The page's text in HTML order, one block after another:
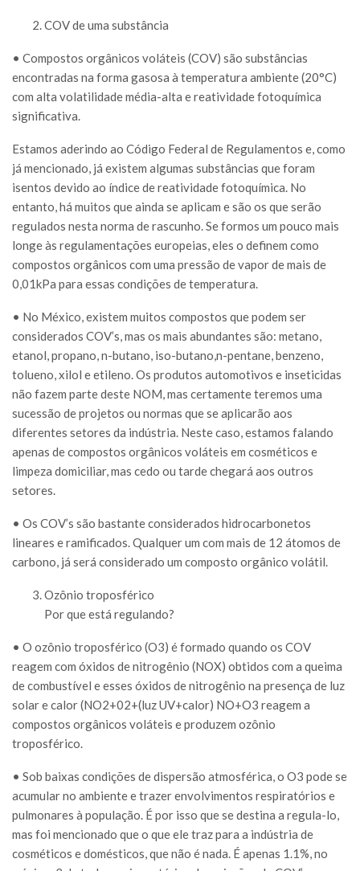
COV de uma substância
• Compostos orgânicos voláteis (COV) são substâncias
encontradas na forma gasosa à temperatura ambiente (20°C)
com alta volatilidade média-alta e reatividade fotoquímica
significativa.
Estamos aderindo ao Código Federal de Regulamentos e, como
já mencionado, já existem algumas substâncias que foram
isentos devido ao índice de reatividade fotoquímica. No
entanto, há muitos que ainda se aplicam e são os que serão
regulados nesta norma de rascunho. Se formos um pouco mais
longe às regulamentações europeias, eles o definem como
compostos orgânicos com uma pressão de vapor de mais de
0,01kPa para essas condições de temperatura.
• No México, existem muitos compostos que podem ser
considerados COV’s, mas os mais abundantes são: metano,
etanol, propano, n-butano, iso-butano,n-pentane, benzeno,
tolueno, xilol e etileno. Os produtos automotivos e inseticidas
não fazem parte deste NOM, mas certamente teremos uma
sucessão de projetos ou normas que se aplicarão aos
diferentes setores da indústria. Neste caso, estamos falando
apenas de compostos orgânicos voláteis em cosméticos e
limpeza domiciliar, mas cedo ou tarde chegará aos outros
setores.
• Os COV’s são bastante considerados hidrocarbonetos
lineares e ramificados. Qualquer um com mais de 12 átomos de
carbono, já será considerado um composto orgânico volátil.
Ozônio troposférico
Por que está regulando?
• O ozônio troposférico (O3) é formado quando os COV
reagem com óxidos de nitrogênio (NOX) obtidos com a queima
de combustível e esses óxidos de nitrogênio na presença de luz
solar e calor (NO2+02+(luz UV+calor) NO+O3 reagem a
compostos orgânicos voláteis e produzem ozônio
troposférico.
• Sob baixas condições de dispersão atmosférica, o O3 pode se
acumular no ambiente e trazer envolvimentos respiratórios e
pulmonares à população. É por isso que se destina a regula-lo,
mas foi mencionado que o que ele traz para a indústria de
cosméticos e domésticos, que não é nada. É apenas 1.1%, no